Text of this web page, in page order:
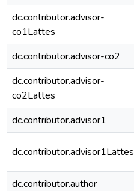
dc.contributor.advisor-
co1Lattes
dc.contributor.advisor-co2
dc.contributor.advisor-
co2Lattes
dc.contributor.advisor1
dc.contributor.advisor1Lattes
dc.contributor.author